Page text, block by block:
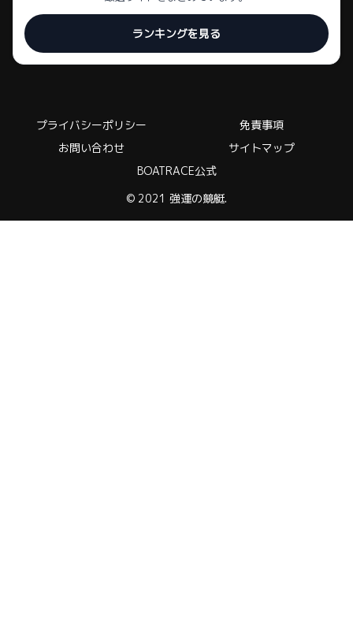
ランキングを見る
プライバシーポリシー
免責事項
お問い合わせ
サイトマップ
BOATRACE公式
© 2021 強運の競艇.